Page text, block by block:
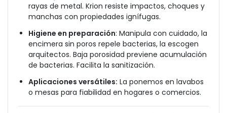
rayas de metal. Krion resiste impactos, choques y
manchas con propiedades ignífugas.
Higiene en preparación: Manipula con cuidado, la
encimera sin poros repele bacterias, la escogen
arquitectos. Baja porosidad previene acumulación
de bacterias. Facilita la sanitización.
Aplicaciones versátiles: La ponemos en lavabos
o mesas para fiabilidad en hogares o comercios.